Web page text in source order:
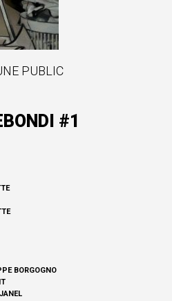
PUBLIC
#1
BORGOGNO